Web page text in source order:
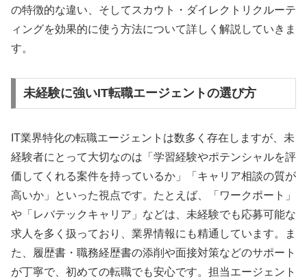
の特徴的な違い、そしてスカウト・ダイレクトリクルーテ
ィングを効果的に使う方法について詳しく解説していきま
す。
未経験に強いIT転職エージェントの選び方
IT業界特化の転職エージェントは数多く存在しますが、未
経験者にとって大切なのは「学習経験やポテンシャルを評
価してくれる案件を持っているか」「キャリア相談の質が
高いか」といった視点です。たとえば、「ワークポート」
や「レバテックキャリア」などは、未経験でも応募可能な
求人を多く扱っており、業界情報にも精通しています。ま
た、履歴書・職務経歴書の添削や面接対策などのサポート
が丁寧で、初めての転職でも安心です。担当エージェント